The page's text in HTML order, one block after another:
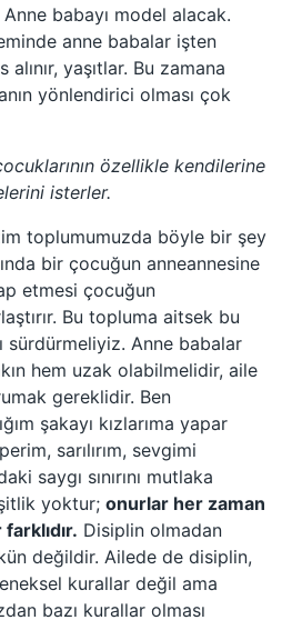
babayı model alacak.
anne babalar işten
alınır, yaşıtlar. Bu zamana
yönlendirici olması çok
özellikle kendilerine
isterler.
toplumumuzda böyle bir şey
bir çocuğun anneannesine
etmesi çocuğun
Bu topluma aitsek bu
sürdürmeliyiz. Anne babalar
hem uzak olabilmelidir, aile
gereklidir. Ben
şakayı kızlarıma yapar
sarılırım, sevgimi
saygı sınırını mutlaka
yoktur; onurlar her zaman
Disiplin olmadan
değildir. Ailede de disiplin,
kurallar değil ama
bazı kurallar olması